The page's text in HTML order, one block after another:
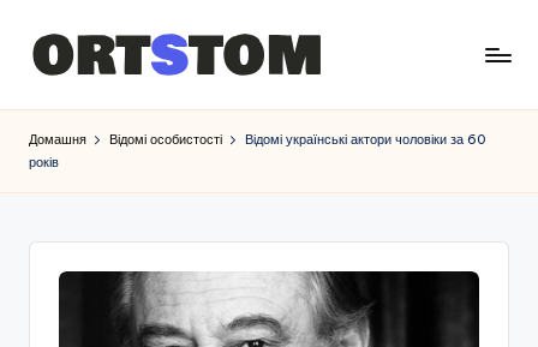
Домашня Відомі особистості
Відомі українські актори чоловіки за 60
років